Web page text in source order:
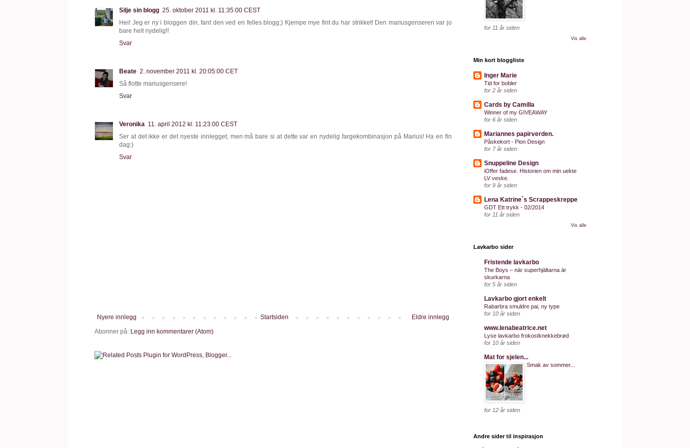
Silje sin blogg 25. oktober 2011 kl. 11:35:00 CEST
Hei! Jeg er ny i bloggen din, fant den ved en felles blogg;) Kjempe mye fint du har strikket! Den mariusgenseren var jo
bare helt nydelig!!
Svar
Beate 2. november 2011 kl. 20:05:00 CET
Så flotte mariusgensere!
Svar
Veronika 11. april 2012 kl. 11:23:00 CEST
Ser at det ikke er det nyeste innlegget, men må bare si at dette var en nydelig fargekombinasjon på Marius! Ha en fin
dag:)
Svar
Nyere innlegg Eldre innlegg
Startsiden
Abonner på: Legg inn kommentarer (Atom)
for 11 år siden
Vis alle
Min kort bloggliste
Inger Marie
Tid for bobler
for 2 år siden
Cards by Camilla
Winner of my GIVEAWAY
for 6 år siden
Mariannes papirverden.
Påskekort - Pion Design
for 7 år siden
Snuppeline Design
iOffer fadese. Historien om min uekte
LV veske.
for 9 år siden
Lena Katrine`s Scrappeskreppe
GDT Ett trykk - 02/2014
for 11 år siden
Vis alle
Lavkarbo sider
Fristende lavkarbo
The Boys – när superhjältarna är
skurkarna
for 5 år siden
Lavkarbo gjort enkelt
Rabarbra smuldre pai, ny type
for 10 år siden
www.lenabeatrice.net
Lyse lavkarbo frokostknekkebrød
for 10 år siden
Mat for sjelen...
Smak av sommer...
for 12 år siden
Andre sider til inspirasjon